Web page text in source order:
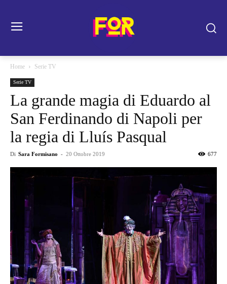
Home Serie TV
Serie TV
La grande magia di Eduardo al
San Ferdinando di Napoli per
la regia di Lluís Pasqual
Di Sara Formisano - 20 Ottobre 2019 677